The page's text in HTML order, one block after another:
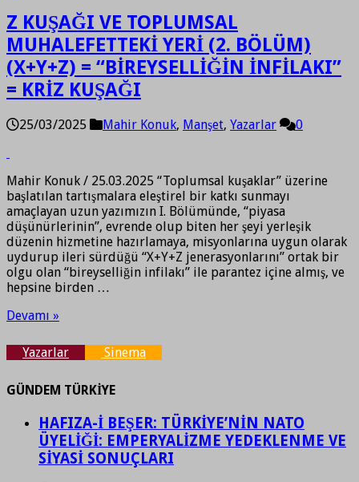
Z KUŞAĞI VE TOPLUMSAL
MUHALEFETTEKİ YERİ (2. BÖLÜM)
(X+Y+Z) = “BİREYSELLİĞİN İNFİLAKI”
= KRİZ KUŞAĞI
25/03/2025 Mahir Konuk, Manşet, Yazarlar 0
Mahir Konuk / 25.03.2025 “Toplumsal kuşaklar” üzerine
başlatılan tartışmalara eleştirel bir katkı sunmayı
amaçlayan uzun yazımızın I. Bölümünde, “piyasa
düşünürlerinin”, evrende olup biten her şeyi yerleşik
düzenin hizmetine hazırlamaya, misyonlarına uygun olarak
uydurup ileri sürdüğü “X+Y+Z jenerasyonlarını” ortak bir
olgu olan “bireyselliğin infilakı” ile parantez içine almış, ve
hepsine birden …
Devamı »
Yazarlar Sinema
GÜNDEM TÜRKİYE
HAFIZA-İ BEŞER: TÜRKİYE’NİN NATO
ÜYELİĞİ: EMPERYALİZME YEDEKLENME VE
SİYASİ SONUÇLARI